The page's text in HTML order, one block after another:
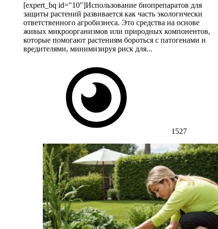
[expert_bq id="10"]Использование биопрепаратов для
защиты растений развивается как часть экологически
ответственного агробизнеса. Это средства на основе
живых микроорганизмов или природных компонентов,
которые помогают растениям бороться с патогенами и
вредителями, минимизируя риск для...
1527